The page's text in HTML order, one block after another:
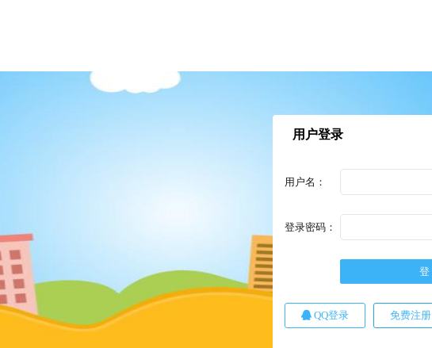
用户登录
用户名：
登录密码：
QQ登录 免费注册